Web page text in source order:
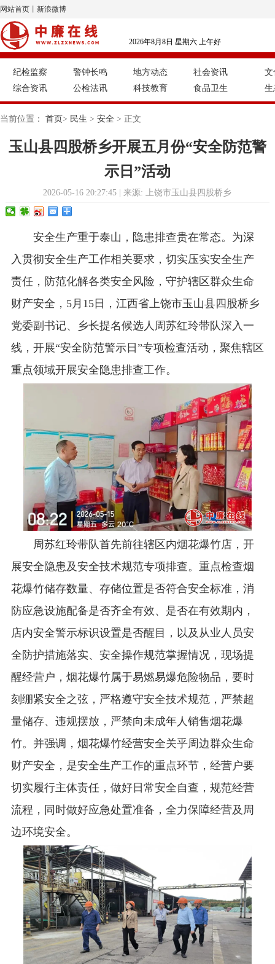
网站首页 新浪微博
2026年8月8日 星期六 上午好
纪检监察 警钟长鸣 地方动态
社会资讯
综合资讯
公检法讯 科技教育 食品卫生
文
生
当前位置： 首页> 民生 > 安全 > 正文
玉山县四股桥乡开展五月份“安全防范警
示日”活动
2026-05-16 20:27:45 | 来源: 上饶市玉山县四股桥乡
安全生产重于泰山，隐患排查贵在常态。为深
入贯彻安全生产工作相关要求，切实压实安全生产
责任，防范化解各类安全风险，守护辖区群众生命
财产安全，5月15日，江西省上饶市玉山县四股桥乡
党委副书记、乡长提名候选人周苏红玲带队深入一
线，开展“安全防范警示日”专项检查活动，聚焦辖区
重点领域开展安全隐患排查工作。
周苏红玲带队首先前往辖区内烟花爆竹店，开
展安全隐患及安全技术规范专项排查。重点检查烟
花爆竹储存数量、存储位置是否符合安全标准，消
防应急设施配备是否齐全有效、是否在有效期内，
店内安全警示标识设置是否醒目，以及从业人员安
全防护措施落实、安全操作规范掌握情况，现场提
醒经营户，烟花爆竹属于易燃易爆危险物品，要时
刻绷紧安全之弦，严格遵守安全技术规范，严禁超
量储存、违规摆放，严禁向未成年人销售烟花爆
竹。并强调，烟花爆竹经营安全关乎周边群众生命
财产安全，是安全生产工作的重点环节，经营户要
切实履行主体责任，做好日常安全自查，规范经营
流程，同时做好应急处置准备，全力保障经营及周
边环境安全。